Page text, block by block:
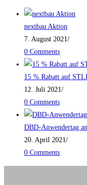
nextbau Aktion
7. August 2021/
0 Comments
15 % Rabatt auf
12. Juli 2021/
0 Comments
DBD-Anwendertag
20. April 2021/
0 Comments